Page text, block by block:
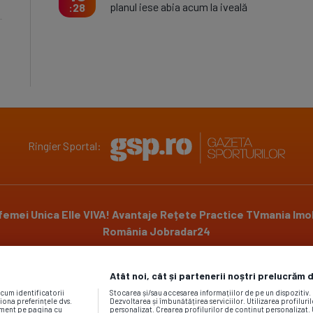
28
planul iese abia acum la iveală
Ringier Sportal:
Unica Elle VIVA! Avantaje Rețete Practice TVmania
România Jobradar24
identificatorii
preferințele dvs.
pe pagina cu
Atât noi, cât și partenerii noștri prelucrăm
Stocarea și/sau accesarea informațiilor de pe un
Dezvoltarea și îmbunătățirea serviciilor. Utilizarea
personalizat. Crearea profilurilor de conținut